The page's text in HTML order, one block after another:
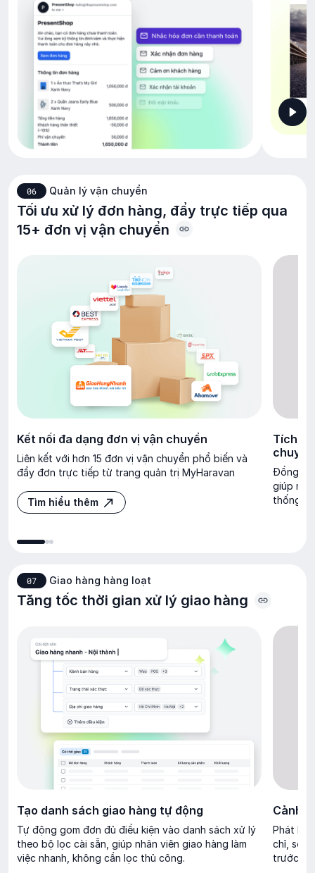
06 Quản lý vận chuyển
Tối ưu xử lý đơn hàng, đẩy trực tiếp qua
15+ đơn vị vận chuyển
Kết nối đa dạng đơn vị vận chuyển
Liên kết với hơn 15 đơn vị vận chuyển phổ biến và
đẩy đơn trực tiếp từ trang quản trị MyHaravan
Tìm hiểu thêm
Tích
chuyển
Đồng
giúp
thống
07 Giao hàng hàng loạt
Tăng tốc thời gian xử lý giao hàng
Tạo danh sách giao hàng tự động
Tự động gom đơn đủ điều kiện vào danh sách xử lý
theo bộ lọc cài sẵn, giúp nhân viên giao hàng làm
việc nhanh, không cần lọc thủ công.
Cảnh
Phát
chỉ, số
trước